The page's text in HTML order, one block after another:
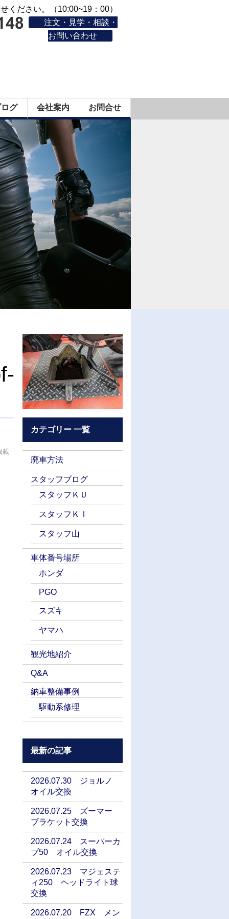
ください。（10:00~19：00）
注文・見学・相談・
お問い合わせ
グ 会社案内 お問合せ
載
カテゴリー 一覧
廃車方法
スタッフブログ
スタッフＫＵ
スタッフＫＩ
スタッフ山
車体番号場所
ホンダ
PGO
スズキ
ヤマハ
観光地紹介
Q&A
納車整備事例
駆動系修理
最新の記事
2026.07.30 ジョルノ
オイル交換
2026.07.25 ズーマー
ブラケット交換
2026.07.24 スーパーカ
ブ50 オイル交換
2026.07.23 マジェステ
ィ250 ヘッドライト球
交換
2026.07.20 FZX メン